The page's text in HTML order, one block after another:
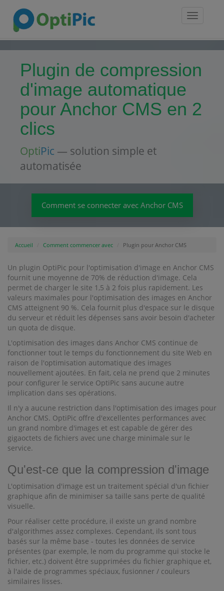
Toggle
Plugin de compression
d'image automatique
pour Anchor CMS en 2
clics
OptiPic — solution simple et
automatisée
Comment se connecter avec Anchor CMS
Accueil Comment commencer avec Plugin pour Anchor CMS
Un plugin OptiPic pour l'optimisation d'image en Anchor CMS
fournit une moyenne de 70% de réduction d'image. Cela
permet de charger le site 1,5 à 2 fois plus rapidement. Les
valeurs maximales pour l'optimisation des images en Anchor
CMS atteignent 90 %. Cela fournit plus d'espace sur le disque
du serveur et réduit les dépenses sans avoir besoin d'acheter
un quota de disque.
L'optimisation des images dans Anchor CMS continue de
fonctionner tout le temps du fonctionnement du site Web en
raison de l'optimisation automatique des images
nouvellement ajoutées. En fait, cela ne prend que 2 minutes
pour configurer le service OptiPic sans aucune autre
implication dans ses opérations.
Il n'y a aucune restriction dans l'optimisation des images pour
Anchor CMS. OptiPic offre d'excellentes performances avec
un grand nombre d'images et est capable de gérer des
gigaoctets de fichiers avec une charge minimale sur le
service.
Qu'est-ce que la compression d'image
L'optimisation d'image est un traitement spécial d'un fichier
graphique afin de minimiser sa taille sans perte de qualité
visuelle.
Pour réaliser cette procédure, il existe un grand nombre
d'algorithmes assez complexes. Cependant, ils sont tous
basés sur la même base - toutes les données de service
présentes (par exemple, le nom du programme qui stocke le
fichier, etc.) doivent être supprimées du fichier graphique et,
à l'aide de programmes spéciaux, fusionner / couleurs
similaires lisses.